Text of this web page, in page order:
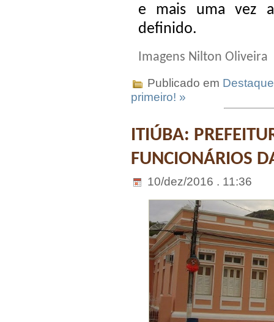
e mais uma vez
definido.
Imagens Nilton Oliveira
Publicado em
primeiro! »
ITIÚBA:
FUNCIONÁRIOS
10/dez/2016 . 11:36